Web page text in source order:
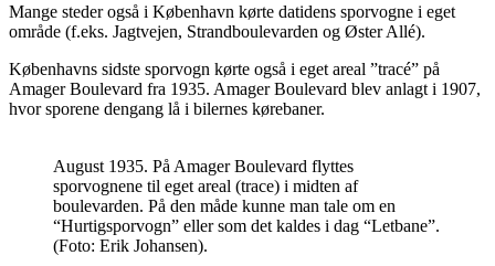
Mange steder også i København kørte datidens sporvogne i eget
område (f.eks. Jagtvejen, Strandboulevarden og Øster Allé).
Københavns sidste sporvogn kørte også i eget areal ”tracé” på
Amager Boulevard fra 1935. Amager Boulevard blev anlagt i 1907,
hvor sporene dengang lå i bilernes kørebaner.
August 1935. På Amager Boulevard flyttes
sporvognene til eget areal (trace) i midten af
boulevarden. På den måde kunne man tale om en
“Hurtigsporvogn” eller som det kaldes i dag “Letbane”.
(Foto: Erik Johansen).